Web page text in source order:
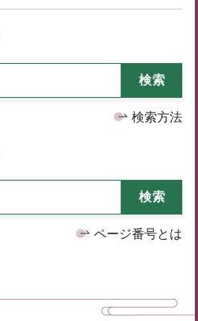
検索方法
ページ番号とは